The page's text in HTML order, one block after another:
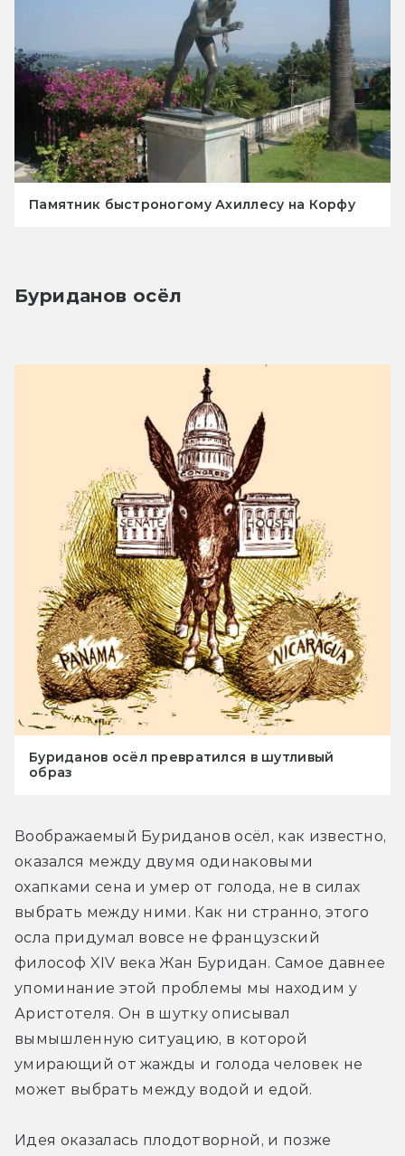
Памятник быстроногому Ахиллесу на Корфу
Буриданов осёл
Буриданов осёл превратился в шутливый
образ
Воображаемый Буриданов осёл, как известно,
оказался между двумя одинаковыми
охапками сена и умер от голода, не в силах
выбрать между ними. Как ни странно, этого
осла придумал вовсе не французский
философ XIV века Жан Буридан. Самое давнее
упоминание этой проблемы мы находим у
Аристотеля. Он в шутку описывал
вымышленную ситуацию, в которой
умирающий от жажды и голода человек не
может выбрать между водой и едой.
Идея оказалась плодотворной, и позже